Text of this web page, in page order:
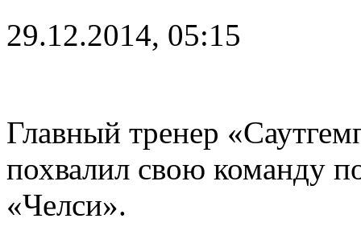
29.12.2014, 05:15
Главный тренер
похвалил свою команду
«Челси».